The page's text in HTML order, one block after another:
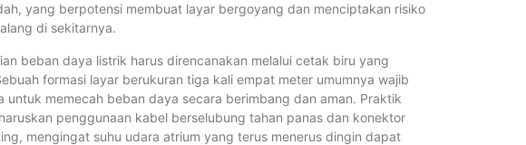
yang berpotensi membuat layar bergoyang dan menciptakan risiko
di sekitarnya.
beban daya listrik harus direncanakan melalui cetak biru yang
formasi layar berukuran tiga kali empat meter umumnya wajib
untuk memecah beban daya secara berimbang dan aman. Praktik
penggunaan kabel berselubung tahan panas dan konektor
mengingat suhu udara atrium yang terus menerus dingin dapat